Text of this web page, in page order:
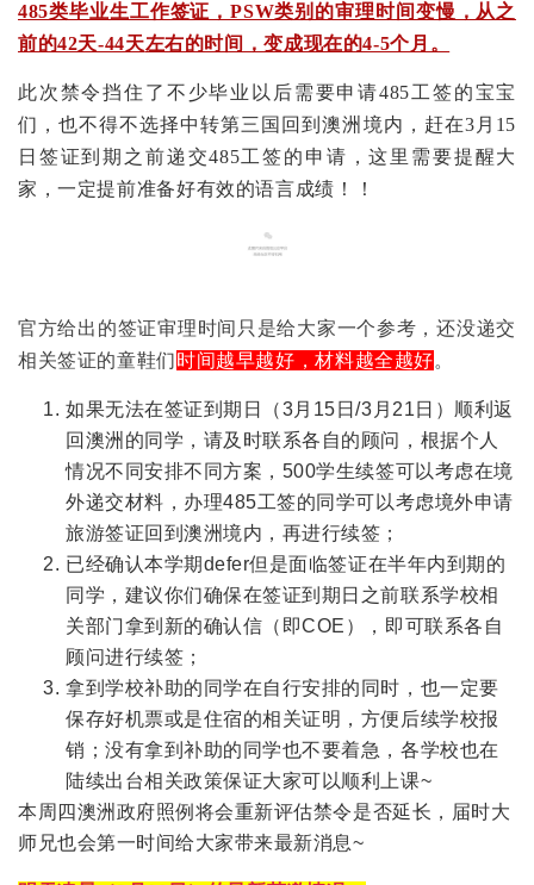
485类毕业生工作签证，PSW类别的审理时间变慢，从之
前的42天-44天左右的时间，变成现在的4-5个月。
此次禁令挡住了不少毕业以后需要申请485工签的宝宝
们，也不得不选择中转第三国回到澳洲境内，赶在3月15
日签证到期之前递交485工签的申请，这里需要提醒大
家，一定提前准备好有效的语言成绩！！
官方给出的签证审理时间只是给大家一个参考，还没递交
相关签证的童鞋们时间越早越好，材料越全越好。
如果无法在签证到期日（3月15日/3月21日）顺利返
回澳洲的同学，请及时联系各自的顾问，根据个人
情况不同安排不同方案，500学生续签可以考虑在境
外递交材料，办理485工签的同学可以考虑境外申请
旅游签证回到澳洲境内，再进行续签；
已经确认本学期defer但是面临签证在半年内到期的
同学，建议你们确保在签证到期日之前联系学校相
关部门拿到新的确认信（即COE），即可联系各自
顾问进行续签；
拿到学校补助的同学在自行安排的同时，也一定要
保存好机票或是住宿的相关证明，方便后续学校报
销；没有拿到补助的同学也不要着急，各学校也在
陆续出台相关政策保证大家可以顺利上课~
本周四澳洲政府照例将会重新评估禁令是否延长，届时大
师兄也会第一时间给大家带来最新消息~